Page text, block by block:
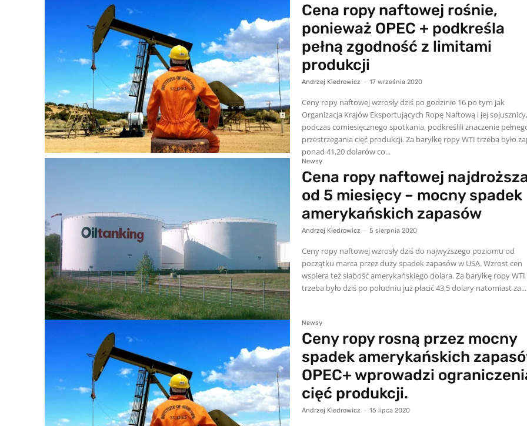
Cena ropy naftowej rośnie,
ponieważ OPEC + podkreśla
pełną zgodność z limitami
produkcji
Andrzej Kiedrowicz - 17 września 2020
Ceny ropy naftowej wzrosły dziś po godzinie 16 po tym jak
Organizacja Krajów Eksportujących Ropę Naftową i jej sojusznicy,
podczas comiesięcznego spotkania, podkreślili znaczenie
przestrzegania cięć produkcji. Za baryłkę ropy WTI trzeba było
ponad 41,20 dolarów co...
Newsy
Cena ropy naftowej
od 5 miesięcy – mocny spadek
amerykańskich zapasów
Andrzej Kiedrowicz - 5 sierpnia 2020
Ceny ropy naftowej wzrosły dziś do najwyższego poziomu od
początku marca przez duży spadek zapasów w USA. Wzrost cen
wspiera też słabość amerykańskiego dolara. Za baryłkę ropy WTI
trzeba było dziś po południu już płacić 43,5 dolary natomiast za...
Newsy
Ceny ropy rosną przez mocny
spadek amerykańskich
OPEC+ wprowadzi
cięć produkcji.
Andrzej Kiedrowicz - 15 lipca 2020